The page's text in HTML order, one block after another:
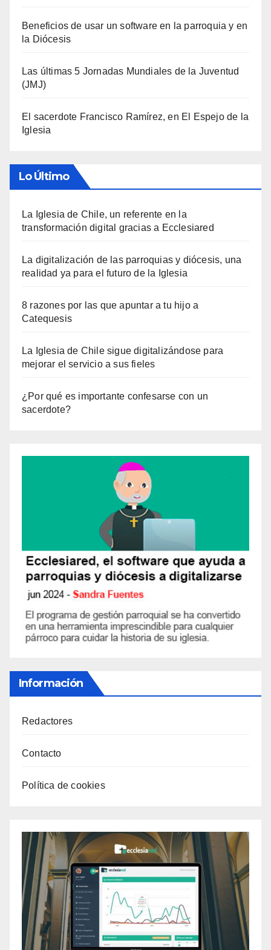
Beneficios de usar un software en la parroquia y en
la Diócesis
Las últimas 5 Jornadas Mundiales de la Juventud
(JMJ)
El sacerdote Francisco Ramírez, en El Espejo de la
Iglesia
Lo Último
La Iglesia de Chile, un referente en la
transformación digital gracias a Ecclesiared
La digitalización de las parroquias y diócesis, una
realidad ya para el futuro de la Iglesia
8 razones por las que apuntar a tu hijo a
Catequesis
La Iglesia de Chile sigue digitalizándose para
mejorar el servicio a sus fieles
¿Por qué es importante confesarse con un
sacerdote?
Información
Redactores
Contacto
Política de cookies